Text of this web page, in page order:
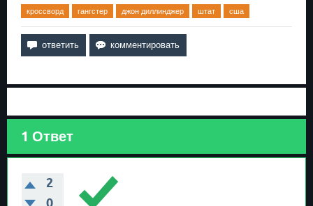
кроссворд гангстер джон диллинджер штат сша
1 Ответ
2
0